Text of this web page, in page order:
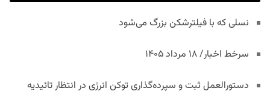
نسلی که با فیلترشکن بزرگ می‌شود
سرخط اخبار/ ۱۸ مرداد ۱۴۰۵
دستورالعمل ثبت و سپرده‌گذاری توکن انرژی در انتظار تائیدیه